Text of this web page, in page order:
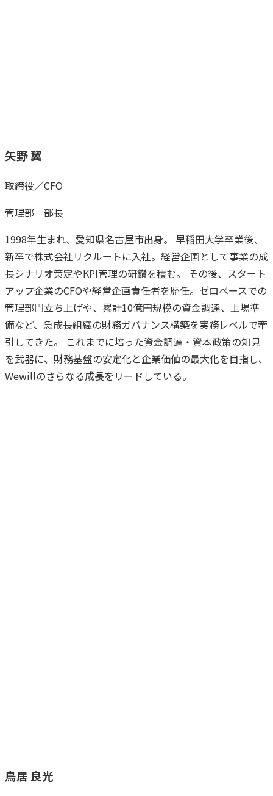
矢野 翼
取締役／CFO
管理部 部長
1998年生まれ、愛知県名古屋市出身。 早稲田大学卒業後、
新卒で株式会社リクルートに入社。経営企画として事業の成
長シナリオ策定やKPI管理の研鑽を積む。 その後、スタート
アップ企業のCFOや経営企画責任者を歴任。ゼロベースでの
管理部門立ち上げや、累計10億円規模の資金調達、上場準
備など、急成長組織の財務ガバナンス構築を実務レベルで牽
引してきた。 これまでに培った資金調達・資本政策の知見
を武器に、財務基盤の安定化と企業価値の最大化を目指し、
Wewillのさらなる成長をリードしている。
鳥居 良光